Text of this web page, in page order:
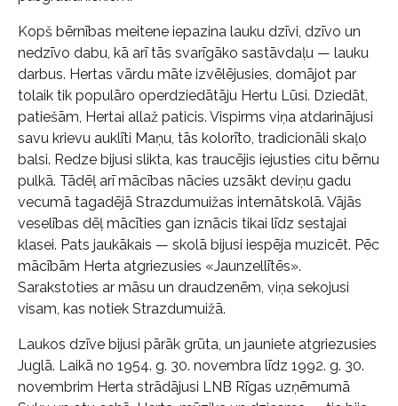
Kopš bērnības meitene iepazina lauku dzīvi, dzīvo un
nedzīvo dabu, kā arī tās svarīgāko sastāvdaļu — lauku
darbus. Hertas vārdu māte izvēlējusies, domājot par
tolaik tik populāro operdziedātāju Hertu Lūsi. Dziedāt,
patiešām, Hertai allaž paticis. Vispirms viņa atdarinājusi
savu krievu auklīti Maņu, tās kolorīto, tradicionāli skaļo
balsi. Redze bijusi slikta, kas traucējis iejusties citu bērnu
pulkā. Tādēļ arī mācības nācies uzsākt deviņu gadu
vecumā tagadējā Strazdumuižas internātskolā. Vājās
veselības dēļ mācīties gan iznācis tikai līdz sestajai
klasei. Pats jaukākais — skolā bijusi iespēja muzicēt. Pēc
mācībām Herta atgriezusies «Jaunzellītēs».
Sarakstoties ar māsu un draudzenēm, viņa sekojusi
visam, kas notiek Strazdumuižā.
Laukos dzīve bijusi pārāk grūta, un jauniete atgriezusies
Juglā. Laikā no 1954. g. 30. novembra līdz 1992. g. 30.
novembrim Herta strādājusi LNB Rīgas uzņēmumā